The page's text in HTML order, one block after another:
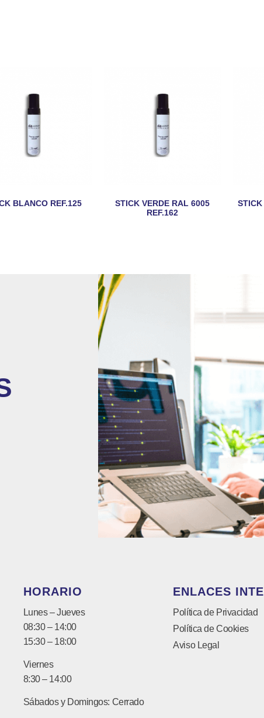
BLANCO REF.125
STICK VERDE RAL 6005
REF.162
HORARIO
Lunes – Jueves
08:30 – 14:00
15:30 – 18:00
Viernes
8:30 – 14:00
Sábados y Domingos: Cerrado
ENLACES
Política de Privacidad
Política de Cookies
Aviso Legal